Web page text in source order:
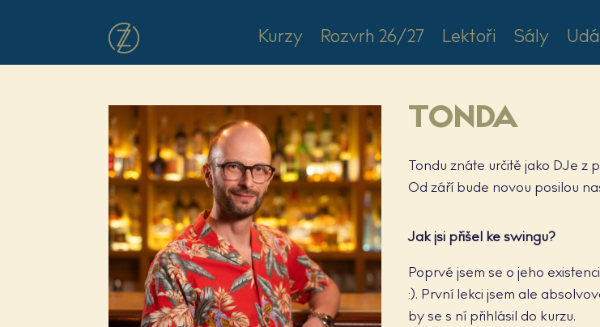
Kurzy Rozvrh 26/27 Lektoři Sály
TONDA
Tondu znáte určitě jako DJe z
Od září bude novou posilou
Jak jsi přišel ke swingu?
Poprvé jsem se o jeho
:). První lekci jsem ale
by se s ní přihlásil do kurzu.